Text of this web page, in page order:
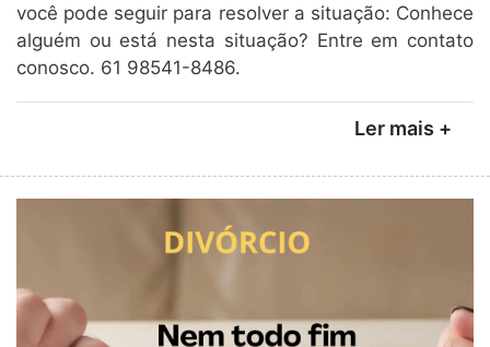
você pode seguir para resolver a situação: Conhece
alguém ou está nesta situação? Entre em contato
conosco. 61 98541-8486.
Ler mais +